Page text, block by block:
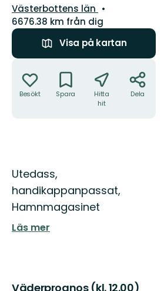
Län:
Västerbottens län
6676.38 km från dig
Visa på kartan
Besökt Spara
Hitta
hit
Dela
Beskrivning
Utedass,
handikappanpassat,
Hamnmagasinet
Läs mer
Väderprognos (kl. 12.00)